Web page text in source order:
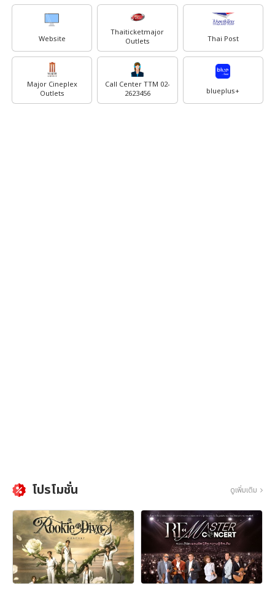
Website
Thaiticketmajor
Outlets
Thai Post
Major Cineplex
Outlets
Call Center TTM 02-
2623456
blueplus+
โปรโมชั่น ดูเพิ่มเติม